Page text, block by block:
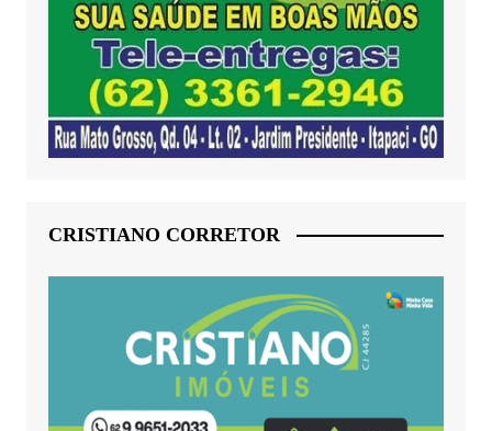
CRISTIANO CORRETOR